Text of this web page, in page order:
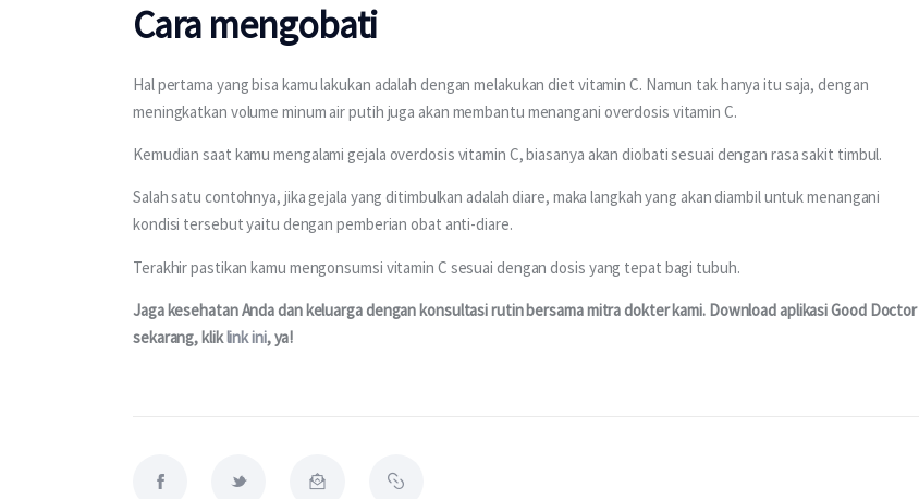
Cara mengobati
Hal pertama yang bisa kamu lakukan adalah dengan melakukan diet vitamin C. Namun tak hanya itu saja, dengan
meningkatkan volume minum air putih juga akan membantu menangani overdosis vitamin C.
Kemudian saat kamu mengalami gejala overdosis vitamin C, biasanya akan diobati sesuai dengan rasa sakit timbul.
Salah satu contohnya, jika gejala yang ditimbulkan adalah diare, maka langkah yang akan diambil untuk menangani
kondisi tersebut yaitu dengan pemberian obat anti-diare.
Terakhir pastikan kamu mengonsumsi vitamin C sesuai dengan dosis yang tepat bagi tubuh.
Jaga kesehatan Anda dan keluarga dengan konsultasi rutin bersama mitra dokter kami. Download aplikasi Good Doctor
sekarang, klik link ini, ya!